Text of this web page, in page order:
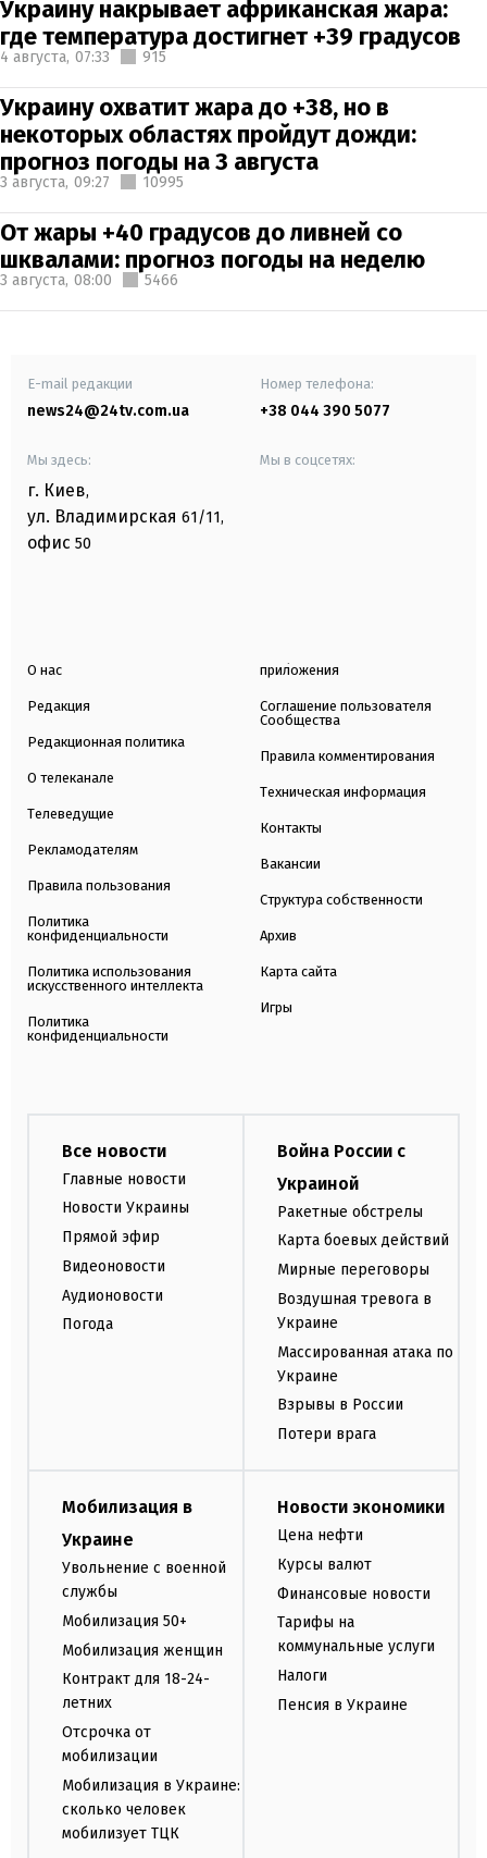
Украину накрывает африканская жара:
где температура достигнет +39 градусов
4 августа, 07:33 915
Украину охватит жара до +38, но в
некоторых областях пройдут дожди:
прогноз погоды на 3 августа
3 августа, 09:27 10995
От жары +40 градусов до ливней со
шквалами: прогноз погоды на неделю
3 августа, 08:00 5466
E-mail редакции
news24@24tv.com.ua
Номер телефона:
+38 044 390 5077
Мы здесь:
г. Киев,
ул. Владимирская 61/11,
офис 50
Мы в соцсетях:
О нас
Редакция
Редакционная политика
О телеканале
Телеведущие
Рекламодателям
Правила пользования
Политика
конфиденциальности
Политика использования
искусственного интеллекта
Политика
конфиденциальности
приложения
Соглашение пользователя
Сообщества
Правила комментирования
Техническая информация
Контакты
Вакансии
Структура собственности
Архив
Карта сайта
Игры
Все новости
Главные новости
Новости Украины
Прямой эфир
Видеоновости
Аудионовости
Погода
Война России с
Украиной
Ракетные обстрелы
Карта боевых действий
Мирные переговоры
Воздушная тревога в
Украине
Массированная атака по
Украине
Взрывы в России
Потери врага
Мобилизация в
Украине
Увольнение с военной
службы
Мобилизация 50+
Мобилизация женщин
Контракт для 18-24-
летних
Отсрочка от
мобилизации
Мобилизация в Украине:
сколько человек
мобилизует ТЦК
Новости экономики
Цена нефти
Курсы валют
Финансовые новости
Тарифы на
коммунальные услуги
Налоги
Пенсия в Украине